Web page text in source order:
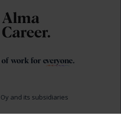
of work for everyone.
and its subsidiaries